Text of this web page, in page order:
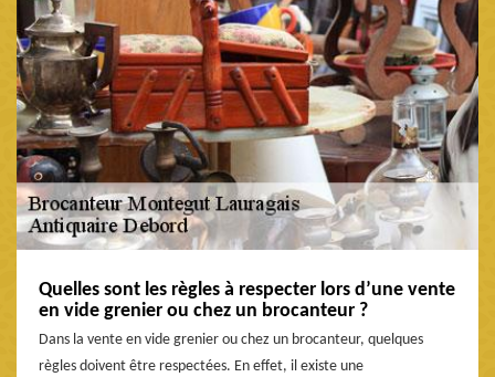
Quelles sont les règles à respecter lors d’une vente
en vide grenier ou chez un brocanteur ?
Dans la vente en vide grenier ou chez un brocanteur, quelques
règles doivent être respectées. En effet, il existe une